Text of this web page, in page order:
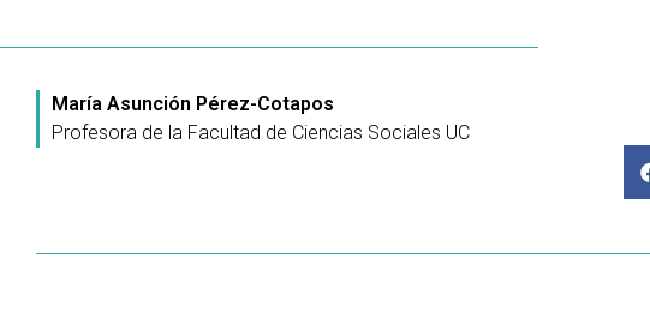
María Asunción Pérez-Cotapos
Profesora de la Facultad de Ciencias Sociales UC